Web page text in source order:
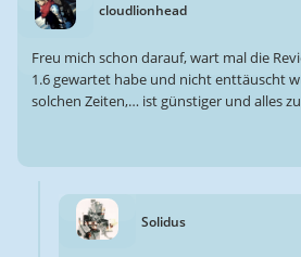
cloudlionhead
Freu mich schon darauf, wart mal die
1.6 gewartet habe und nicht enttäuscht
solchen Zeiten,… ist günstiger und alles
Solidus